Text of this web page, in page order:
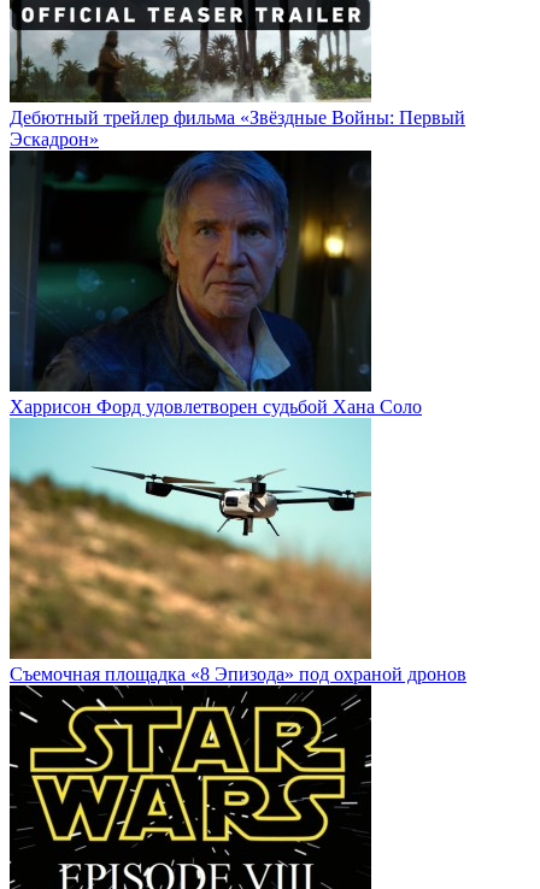
Дебютный трейлер фильма «Звёздные Войны: Первый
Эскадрон»
Харрисон Форд удовлетворен судьбой Хана Соло
Cъемочная площадка «8 Эпизода» под охраной дронов